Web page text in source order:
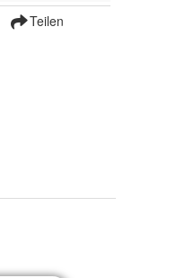
Teilen